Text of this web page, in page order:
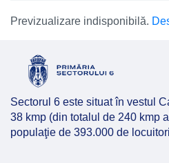
Previzualizare indisponibilă.
Sectorul 6 este situat în vestul
38 kmp (din totalul de 240 kmp
populaţie de 393.000 de